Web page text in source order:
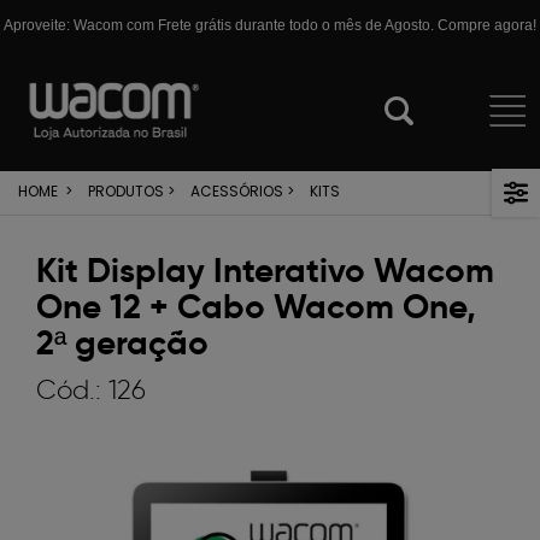
Aproveite: Wacom com Frete grátis durante todo o mês de Agosto. Compre agora!
HOME > PRODUTOS > ACESSÓRIOS > KITS
Kit Display Interativo Wacom
One 12 + Cabo Wacom One,
2ª geração
Cód.: 126